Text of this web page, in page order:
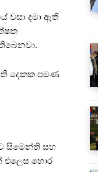
වසා දමා ඇති
දෙකක පමණ
සිමෙන්ති සහ
එලෙස හොර